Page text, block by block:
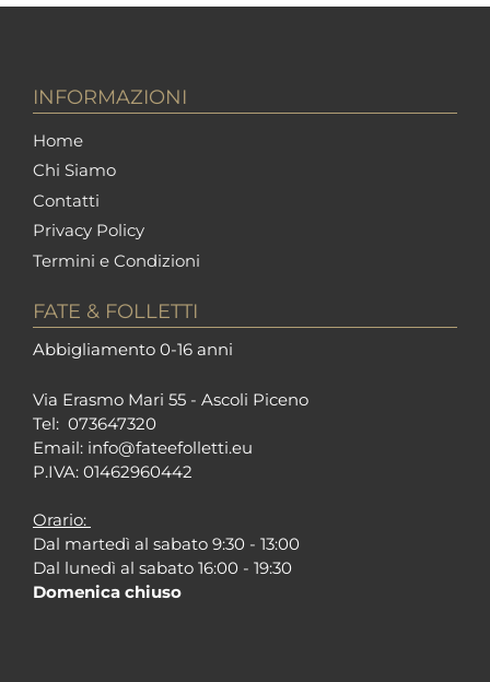
INFORMAZIONI
Home
Chi Siamo
Contatti
Privacy Policy
Termini e Condizioni
FATE & FOLLETTI
Abbigliamento 0-16 anni
Via Erasmo Mari 55 - Ascoli Piceno
Tel: 073647320
Email: info@fateefolletti.eu
P.IVA: 01462960442
Orario:
Dal martedì al sabato 9:30 - 13:00
Dal lunedì al sabato 16:00 - 19:30
Domenica chiuso